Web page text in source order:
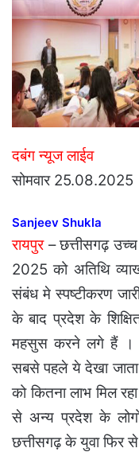
दबंग न्यूज लाईव
सोमवार 25.08.2025
Sanjeev Shukla
रायपुर–छत्तीसगढ़
2025 को अतिथि
संबंध मे स्पष्टीकरण
के बाद प्रदेश के
महसुस करने लगे हैं ।
सबसे पहले ये देखा
को कितना लाभ मिल
से अन्य प्रदेश के
छत्तीसगढ़ के युवा फिर